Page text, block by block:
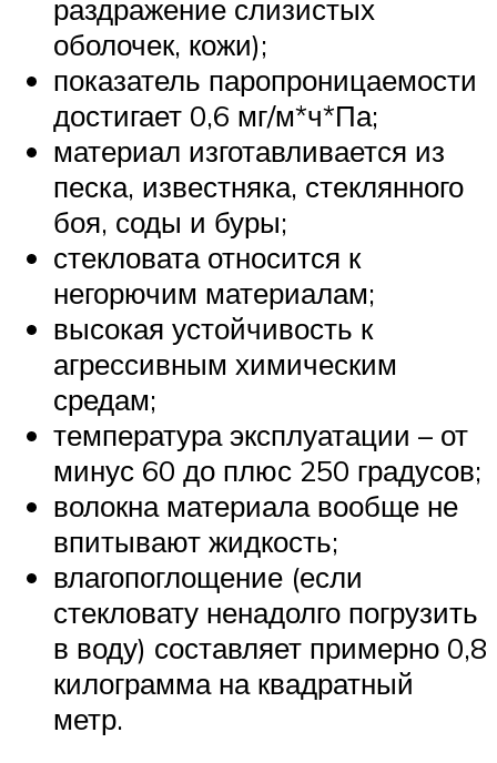
раздражение слизистых
оболочек, кожи);
показатель паропроницаемости
достигает 0,6 мг/м*ч*Па;
материал изготавливается из
песка, известняка, стеклянного
боя, соды и буры;
стекловата относится к
негорючим материалам;
высокая устойчивость к
агрессивным химическим
средам;
температура эксплуатации – от
минус 60 до плюс 250 градусов;
волокна материала вообще не
впитывают жидкость;
влагопоглощение (если
стекловату ненадолго погрузить
в воду) составляет примерно 0,8
килограмма на квадратный
метр.